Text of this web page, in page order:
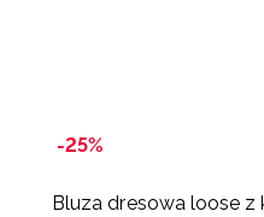
-25%
Bluza dresowa loose z